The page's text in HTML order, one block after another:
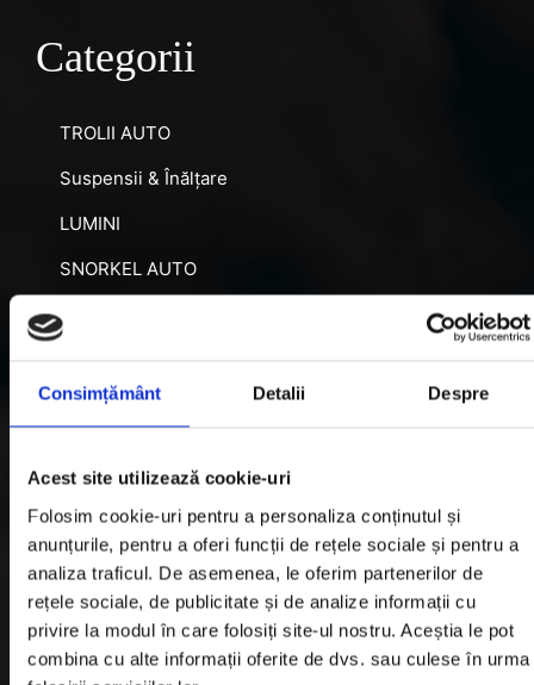
Consimțământ Detalii Despre
Acest site utilizează cookie-uri
Folosim cookie-uri pentru a personaliza conținutul și
anunțurile, pentru a oferi funcții de rețele sociale și pentru a
analiza traficul. De asemenea, le oferim partenerilor de
rețele sociale, de publicitate și de analize informații cu
privire la modul în care folosiți site-ul nostru. Aceștia le pot
combina cu alte informații oferite de dvs. sau culese în urma
Categorii
TROLII AUTO
Suspensii & Înălțare
LUMINI
SNORKEL AUTO
ACCESORII RECUPERARE
DISTANTIERE
Informatii utile
Informatii Livrare
Garantie si Retur